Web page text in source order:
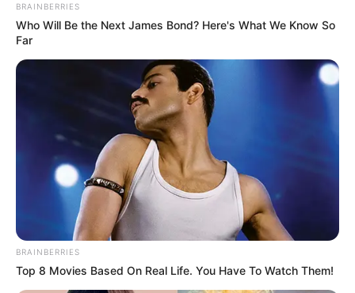
BRAINBERRIES
Who Will Be the Next James Bond? Here's What We Know So
Far
BRAINBERRIES
Top 8 Movies Based On Real Life. You Have To Watch Them!